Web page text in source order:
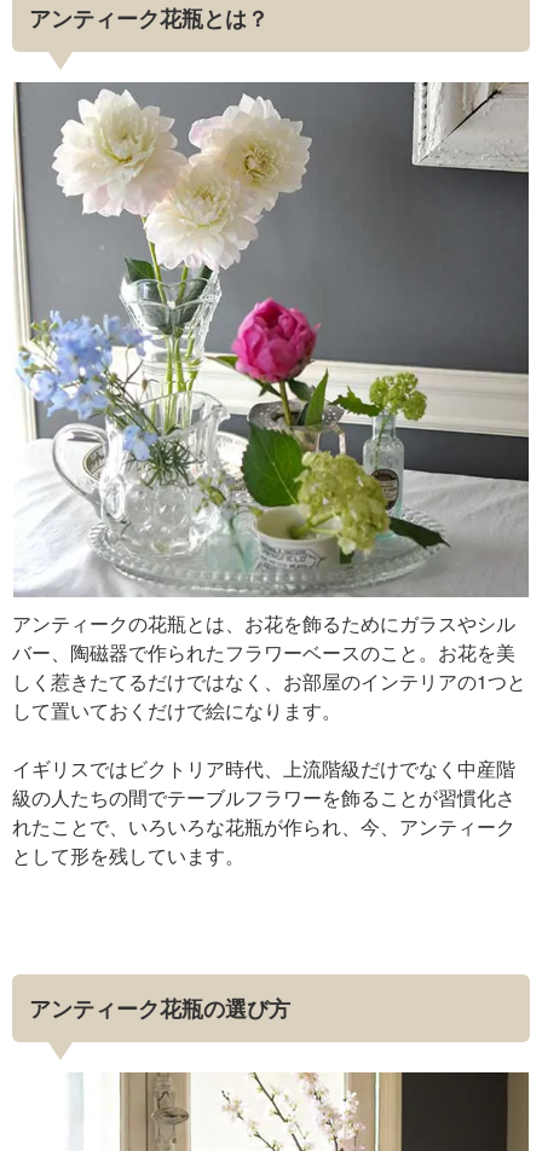
アンティーク花瓶とは？
アンティークの花瓶とは、お花を飾るためにガラスやシル
バー、陶磁器で作られたフラワーベースのこと。お花を美
しく惹きたてるだけではなく、お部屋のインテリアの1つと
して置いておくだけで絵になります。
イギリスではビクトリア時代、上流階級だけでなく中産階
級の人たちの間でテーブルフラワーを飾ることが習慣化さ
れたことで、いろいろな花瓶が作られ、今、アンティーク
として形を残しています。
アンティーク花瓶の選び方